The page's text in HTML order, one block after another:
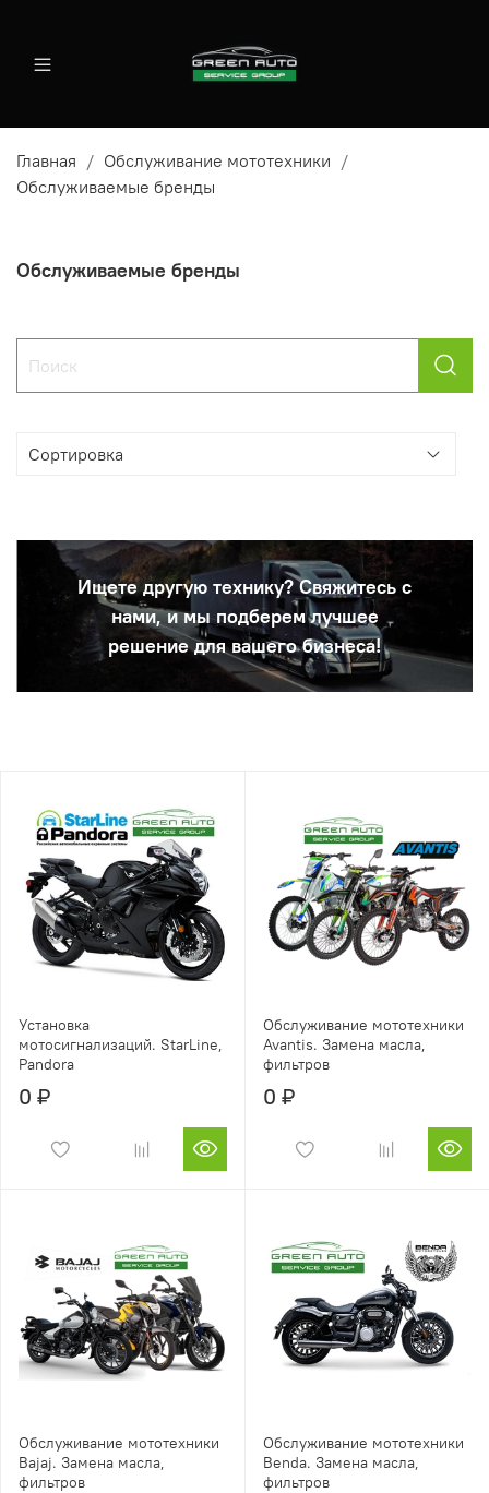
Главная
Обслуживание мототехники
Обслуживаемые бренды
Обслуживаемые бренды
Ищете другую технику? Свяжитесь с
нами, и мы подберем лучшее
решение для вашего бизнеса!
Установка
мотосигнализаций. StarLine,
Pandora
0 ₽
Обслуживание мототехники
Avantis. Замена масла,
фильтров
0 ₽
Обслуживание мототехники
Bajaj. Замена масла,
фильтров
Обслуживание мототехники
Benda. Замена масла,
фильтров